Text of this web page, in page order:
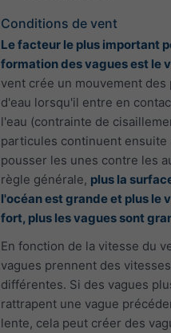
Conditions de vent
Le facteur le plus important
formation des vagues est le
vent crée un mouvement
d'eau lorsqu'il entre en
l'eau (contrainte de
particules continuent ensuite
pousser les unes contre les
règle générale, plus la
l'océan est grande et plus le
fort, plus les vagues sont
En fonction de la vitesse du
vagues prennent des vitesses
différentes. Si des vagues
rattrapent une vague
lente, cela peut créer des